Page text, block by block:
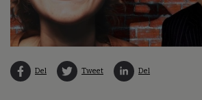
Del Tweet Del